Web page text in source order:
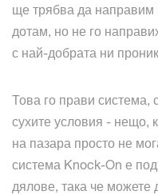
ще трябва да направим
дотам, но не го
с най-добрата ни
Това го прави
сухите условия - нещо,
на пазара просто не
система Knock-On е
дялове, така че